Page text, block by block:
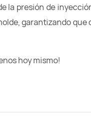
la presión de
garantizando
hoy mismo!